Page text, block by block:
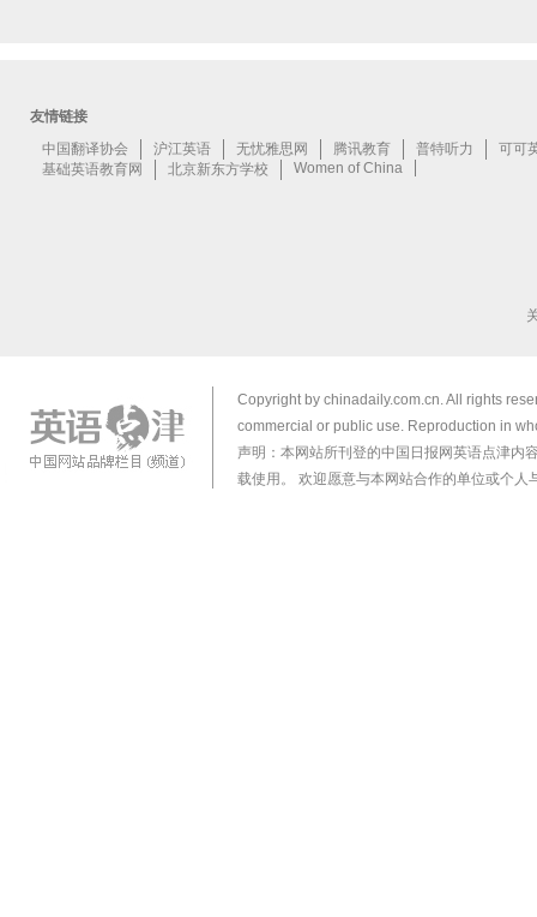
Copyright by chinadaily.com.cn. All rights
commercial or public use. Reproduction in
声明：本网站所刊登的中国日报网英语点津内
载使用。 欢迎愿意与本网站合作的单位或个人